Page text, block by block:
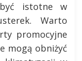
być istotne w
Warto
promocyjne
mogą obniżyć